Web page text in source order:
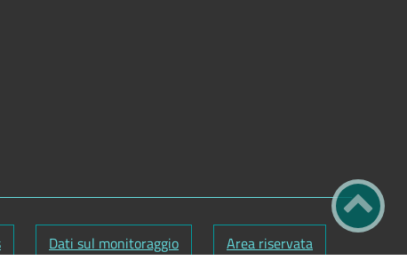
Dati sul monitoraggio Area riservata